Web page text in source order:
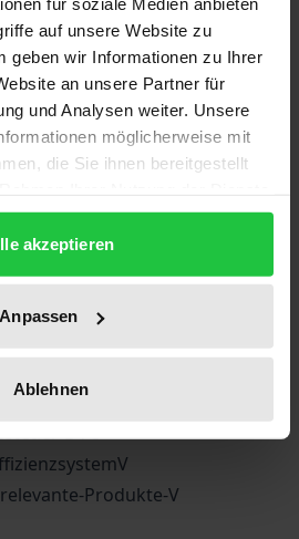
auf unsere Website zu
geben wir Informationen zu Ihrer
an unsere Partner für
und Analysen weiter. Unsere
möglicherweise mit
die Sie ihnen bereitgestellt
akzeptieren
Anpassen
Ablehnen
energiesektorbezogenen
und europäischen
durch dasGesetz
Energieleitungsausbaus
in die Sammlung
DVO
Produkte-V